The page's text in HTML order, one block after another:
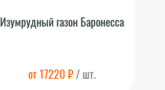
Изумрудный газон Баронесса
от 17220 ₽/ шт.